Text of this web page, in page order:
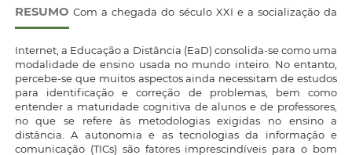
RESUMO Com a chegada do século XXI e a socialização da
Internet, a Educação a Distância (EaD) consolida-se como uma
modalidade de ensino usada no mundo inteiro. No entanto,
percebe-se que muitos aspectos ainda necessitam de estudos
para identificação e correção de problemas, bem como
entender a maturidade cognitiva de alunos e de professores,
no que se refere às metodologias exigidas no ensino a
distância. A autonomia e as tecnologias da informação e
comunicação (TICs) são fatores imprescindíveis para o bom